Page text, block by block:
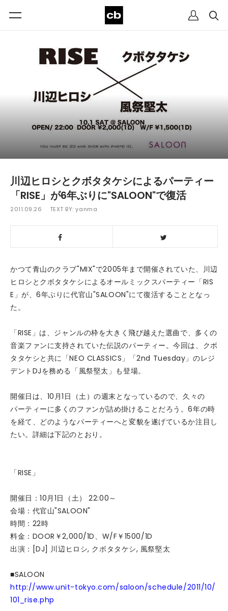
川辺ヒロシとクボタタケシによるパーティー
「RISE」が6年ぶりに"SALOON"で復活
2011.09.26 TEXT BY:yanma
かつて青山のクラブ"MIX"で2005年まで開催されていた、川辺
ヒロシとクボタタケシによるオールミックスパーティー「RIS
E」が、6年ぶりに代官山"SALOON"にて復活することとなっ
た。
「RISE」は、ジャンルの枠を大きく飛び越えた選曲で、多くの
音楽ファンに支持されていた伝説のパーティー。今回は、クボ
タタケシと共に「NEO CLASSICS」「2nd Tuesday」のレジ
デントDJを務める「風祭堅太」も登場。
開催日は、10月1日（土）の週末となっているので、久々の
パーティーに多くのファンが詰め掛けることだろう。6年の時
を経て、どのようなパーティーへと変貌を遂げているか注目し
たい。詳細は下記のとおり。
「RISE」
開催日：10月1日（土） 22:00～
会場：代官山"SALOON"
時間：22時
料金：DOOR￥2,000/1D、W/F￥1500/1D
出演：[DJ] 川辺ヒロシ, クボタタケシ, 風祭堅太
■SALOON
http://www.unit-tokyo.com/saloon/schedule/2011/10/
101_rise.php